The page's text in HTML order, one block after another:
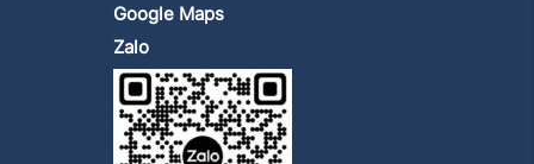
Google Maps
Zalo